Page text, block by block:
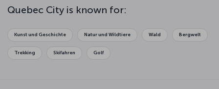
National des Beaux-arts du Québec. For a spot of shopping,
wander the romantic streets of Petit Champlain. Finally, don’t forget
which has an even bigger waterfall than Niagara Falls.
Quebec City is known for:
Kunst und Geschichte Natur und Wildtiere Wald Bergwelt
Trekking Skifahren Golf